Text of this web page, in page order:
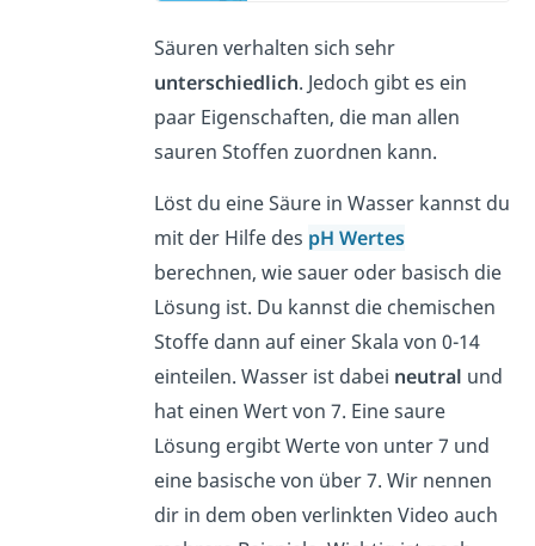
Säuren verhalten sich sehr
unterschiedlich. Jedoch gibt es ein
paar Eigenschaften, die man allen
sauren Stoffen zuordnen kann.
Löst du eine Säure in Wasser kannst du
mit der Hilfe des pH Wertes
berechnen, wie sauer oder basisch die
Lösung ist. Du kannst die chemischen
Stoffe dann auf einer Skala von 0-14
einteilen. Wasser ist dabei neutral und
hat einen Wert von 7. Eine saure
Lösung ergibt Werte von unter 7 und
eine basische von über 7. Wir nennen
dir in dem oben verlinkten Video auch